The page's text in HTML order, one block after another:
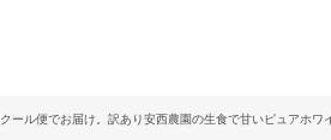
クール便でお届け。訳あり安西農園の生食で甘いピュアホワ